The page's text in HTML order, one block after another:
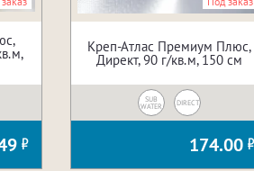
Креп-Атлас Премиум Плюс,
Директ, 90 г/кв.м, 150 см
SUB
WATER
DIRECT
174.00